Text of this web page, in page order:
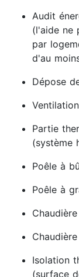
Audit
(l'aide ne
par
d'au
Dépose
Partie
(système
Poêle à
Poêle à
Isolation
(surface